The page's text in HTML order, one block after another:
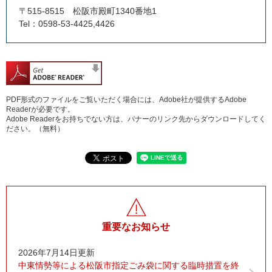
〒515-8515
松阪市殿町1340番地1
Tel：0598-53-4425,4426
PDF形式のファイルをご覧いただく場合には、Adobe社が提供するAdobe
Readerが必要です。
Adobe Readerをお持ちでない方は、バナーのリンク先からダウンロードしてく
ださい。（無料）
重要なお知らせ
2026年7月14日更新
中東情勢等による松阪市指定ごみ袋に関する臨時措置を終